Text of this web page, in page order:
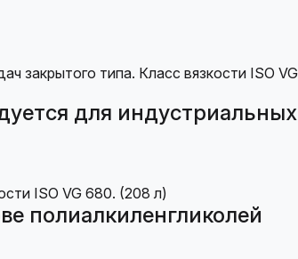
для индустриальных
полиалкиленгликолей